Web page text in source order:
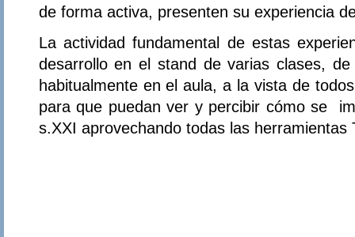
de forma activa, presenten su experiencia
La actividad fundamental de estas
desarrollo en el stand de varias clases,
habitualmente en el aula, a la vista de
para que puedan ver y percibir cómo se
s.XXI aprovechando todas las herramientas